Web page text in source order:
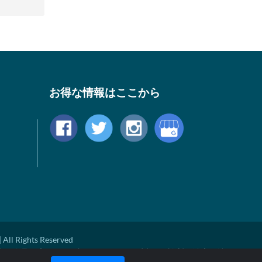
お得な情報はここから
Rights Reserved
食品医療局により評価されておらず病気の診断、治療、治